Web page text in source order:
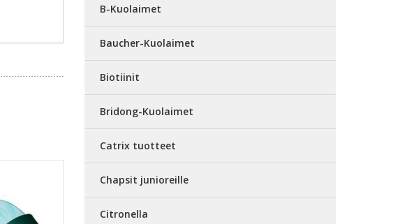
B-Kuolaimet
Baucher-Kuolaimet
Biotiinit
Bridong-Kuolaimet
Catrix tuotteet
Chapsit junioreille
Citronella